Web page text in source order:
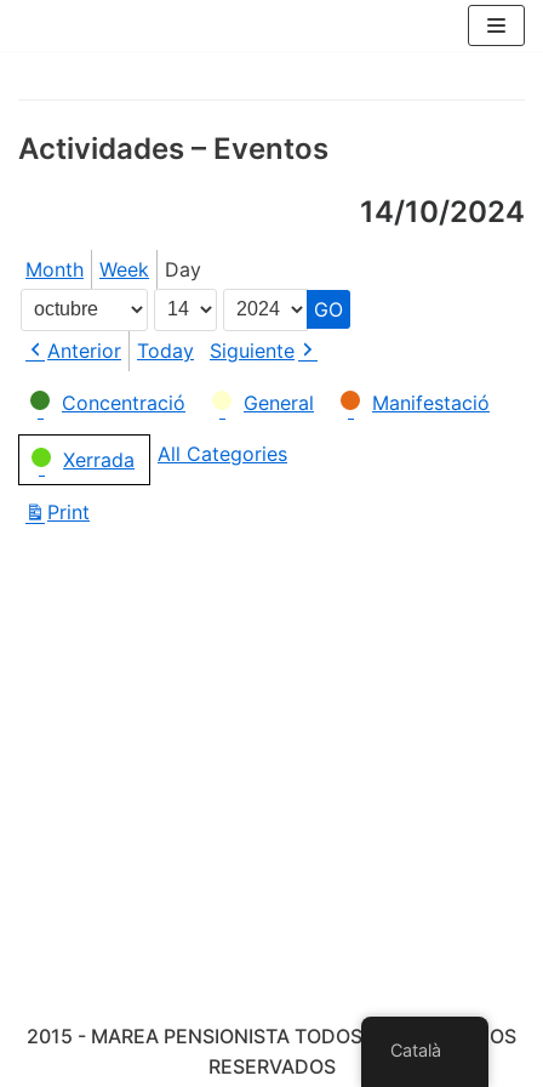
Actividades – Eventos
14/10/2024
Month Week Day
Month
Day
Year
Anterior
Today
Siguiente
Categories
Concentració General Manifestació
Xerrada All Categories
Print
2015 - MAREA PENSIONISTA TODOS LOS DERECHOS
RESERVADOS
Català